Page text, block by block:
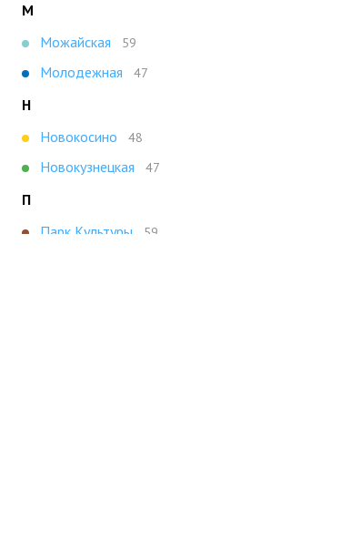
М
Можайская
59
Молодежная 47
Н
Новокосино
48
Новокузнецкая 47
П
Парк Культуры
59